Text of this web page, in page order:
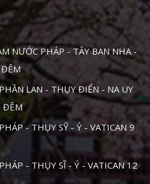
NƯỚC PHÁP - TÂY BAN NHA -
ĐÊM
LAN - THỤY ĐIỂN - NA UY
ĐÊM
- THỤY SỸ - Ý - VATICAN 9
- THỤY SĨ - Ý - VATICAN 12